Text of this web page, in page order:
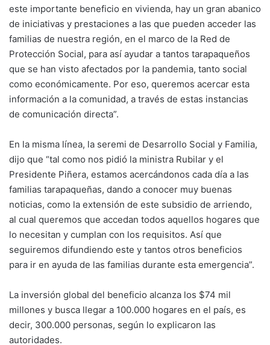
este importante beneficio en vivienda, hay un gran abanico
de iniciativas y prestaciones a las que pueden acceder las
familias de nuestra región, en el marco de la Red de
Protección Social, para así ayudar a tantos tarapaqueños
que se han visto afectados por la pandemia, tanto social
como económicamente. Por eso, queremos acercar esta
información a la comunidad, a través de estas instancias
de comunicación directa”.
En la misma línea, la seremi de Desarrollo Social y Familia,
dijo que “tal como nos pidió la ministra Rubilar y el
Presidente Piñera, estamos acercándonos cada día a las
familias tarapaqueñas, dando a conocer muy buenas
noticias, como la extensión de este subsidio de arriendo,
al cual queremos que accedan todos aquellos hogares que
lo necesitan y cumplan con los requisitos. Así que
seguiremos difundiendo este y tantos otros beneficios
para ir en ayuda de las familias durante esta emergencia”.
La inversión global del beneficio alcanza los $74 mil
millones y busca llegar a 100.000 hogares en el país, es
decir, 300.000 personas, según lo explicaron las
autoridades.